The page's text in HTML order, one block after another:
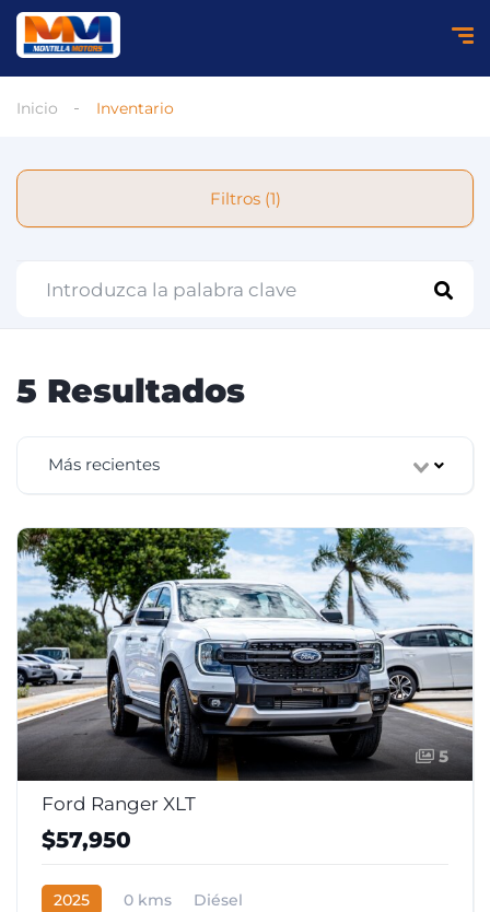
Inicio Inventario
Filtros (1)
5 Resultados
Más recientes
5
Ford Ranger XLT
$57,950
2025 0 kms Diésel